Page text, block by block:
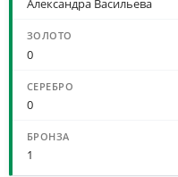
Александра Васильева
0
0
1